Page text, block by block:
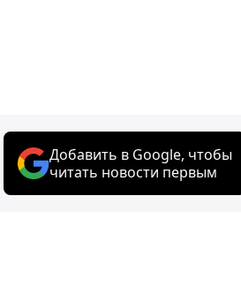
Добавить в Google, чтобы
читать новости первым